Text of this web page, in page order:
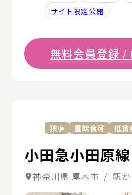
サイト限定公開
無料会員登録 /
狭小 重飲食可 低賃
小田急小田原
神奈川県 厚木市 / 駅か